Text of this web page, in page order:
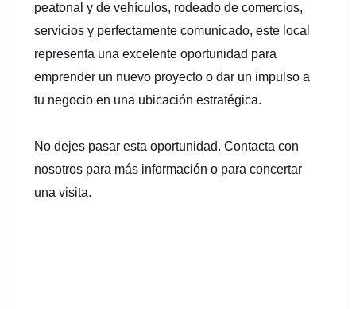
peatonal y de vehículos, rodeado de comercios,
servicios y perfectamente comunicado, este local
representa una excelente oportunidad para
emprender un nuevo proyecto o dar un impulso a
tu negocio en una ubicación estratégica.
No dejes pasar esta oportunidad. Contacta con
nosotros para más información o para concertar
una visita.